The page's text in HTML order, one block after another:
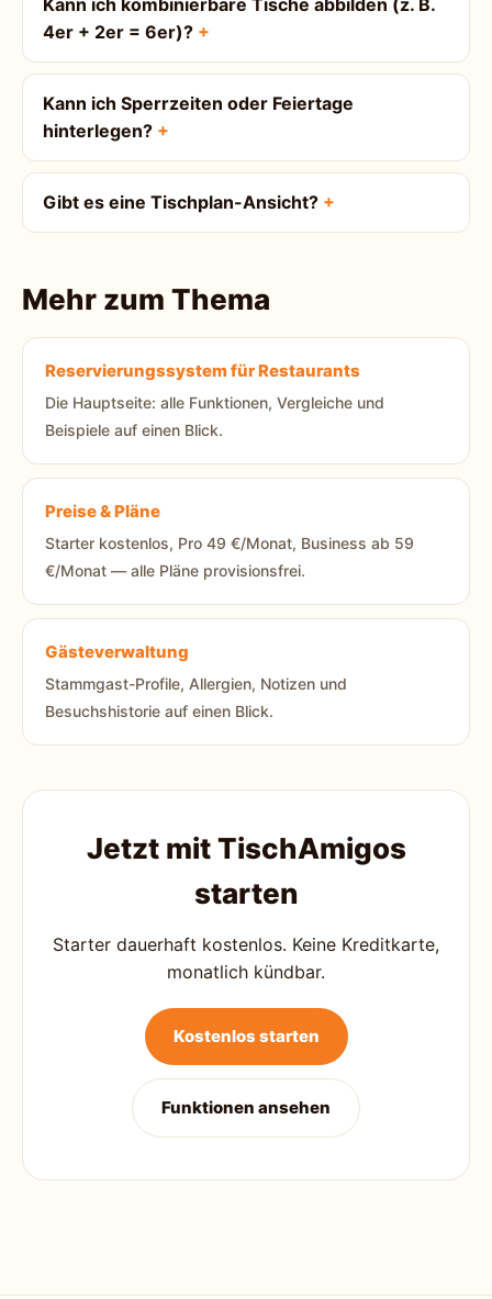
Kann ich kombinierbare Tische abbilden (z. B.
4er + 2er = 6er)?
Kann ich Sperrzeiten oder Feiertage
hinterlegen?
Gibt es eine Tischplan-Ansicht?
Mehr zum Thema
Reservierungssystem für Restaurants
Die Hauptseite: alle Funktionen, Vergleiche und
Beispiele auf einen Blick.
Preise & Pläne
Starter kostenlos, Pro 49 €/Monat, Business ab 59
€/Monat — alle Pläne provisionsfrei.
Gästeverwaltung
Stammgast-Profile, Allergien, Notizen und
Besuchshistorie auf einen Blick.
Jetzt mit TischAmigos
starten
Starter dauerhaft kostenlos. Keine Kreditkarte,
monatlich kündbar.
Kostenlos starten
Funktionen ansehen